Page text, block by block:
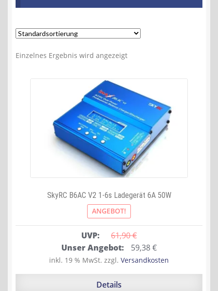
Einzelnes Ergebnis wird angezeigt
SkyRC B6AC V2 1-6s Ladegerät 6A 50W
ANGEBOT!
UVP: 61,90 €
Ursprünglicher
Preis
war:
Unser Angebot: 59,38€Aktueller
Preis
ist:
inkl. 19 % MwSt. zzgl. Versandkosten
Details